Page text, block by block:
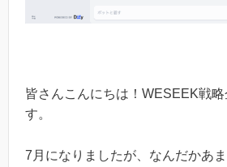
皆さんこんにちは！WESEEK戦
す。
7月になりましたが、なんだかあ